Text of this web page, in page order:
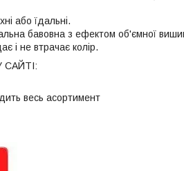
або їдальні.
бавовна з ефектом об'ємної
і не втрачає колір.
весь асортимент